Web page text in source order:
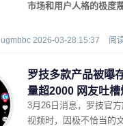
市场和用户人格的极度蔑
ugmbbc 2026-03-28 15:37 阅
罗技多款产品被曝
量超2000 网友吐槽
3月26日消息，罗技官
视频时，因极不恰当的